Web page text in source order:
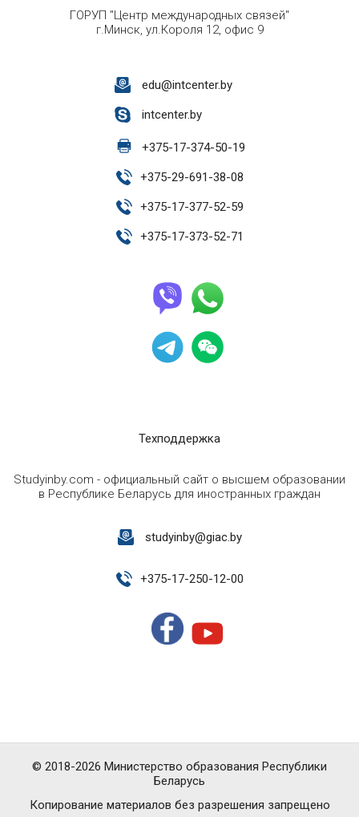
ГОРУП "Центр международных связей"
г.Минск, ул.Короля 12, офис 9
edu@intcenter.by
intcenter.by
+375-17-374-50-19
+375-29-691-38-08
+375-17-377-52-59
+375-17-373-52-71
Техподдержка
Studyinby.com - официальный сайт о высшем образовании
в Республике Беларусь для иностранных граждан
studyinby@giac.by
+375-17-250-12-00
Копирование материалов без разрешения запрещено
© 2018-2026 Министерство образования Республики
Беларусь